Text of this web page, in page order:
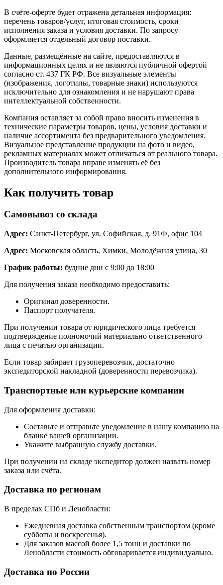
В счёте-оферте будет отражена детальная информация:
перечень товаров/услуг, итоговая стоимость, сроки
исполнения заказа и условия доставки. По запросу
оформляется отдельный договор поставки.
Данные, размещённые на сайте, предоставляются в
информационных целях и не являются публичной офертой
согласно ст. 437 ГК РФ. Все визуальные элементы
(изображения, логотипы, товарные знаки) используются
исключительно для ознакомления и не нарушают права
интеллектуальной собственности.
Компания оставляет за собой право вносить изменения в
технические параметры товаров, цены, условия доставки и
наличие ассортимента без предварительного уведомления.
Визуальное представление продукции на фото и видео,
рекламных материалах может отличаться от реального товара.
Производитель товара вправе изменять её без
дополнительного информирования.
Как получить товар
Самовывоз со склада
Адрес: Санкт-Петербург, ул. Софийская, д. 91Ф, офис 104
Адрес: Московская область, Химки, Молодёжная улица, 30
График работы: будние дни с 9:00 до 18:00
Для получения заказа необходимо предоставить:
Оригинал доверенности.
Паспорт получателя.
При получении товара от юридического лица требуется
подтверждение полномочий материально ответственного
лица с печатью организации.
Если товар забирает грузоперевозчик, достаточно
экспедиторской накладной (доверенности перевозчика).
Транспортные или курьерские компании
Для оформления доставки:
Составьте и отправьте уведомление в нашу компанию на
бланке вашей организации.
Укажите выбранную службу доставки.
При получении на складе экспедитор должен назвать номер
заказа или счёта.
Доставка по регионам
В пределах СПб и Ленобласти:
Ежедневная доставка собственным транспортом (кроме
субботы и воскресенья).
Для заказов массой более 1,5 тонн и доставки по
Ленобласти стоимость обговаривается индивидуально.
Доставка по России